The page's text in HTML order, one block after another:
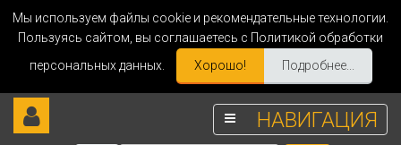
Мы используем файлы cookie и рекомендательные технологии.
Пользуясь сайтом, вы соглашаетесь с Политикой обработки
персональных данных.
Хорошо! Подробнее...
НАВИГАЦИЯ